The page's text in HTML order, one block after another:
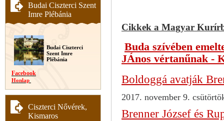
Budai Ciszterci Szent
Imre Plébánia
Budai Ciszterci
Szent Imre
Plébánia
Facebook
Honlap
Ciszterci Nővérek,
Kismaros
Cikkek a Magyar
Buda szívében
JÁnos vértanűnak -
Boldoggá avatják
2017. november 9.
Brenner József és